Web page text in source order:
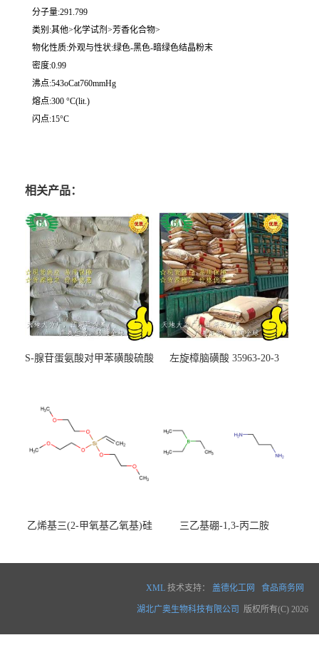
分子量:291.799
类别:其他>化学试剂>芳香化合物>
物化性质:外观与性状:绿色-黑色-暗绿色结晶粉末
密度:0.99
沸点:543oCat760mmHg
熔点:300 °C(lit.)
闪点:15°C
相关产品：
S-腺苷蛋氨酸对甲苯磺酸硫酸
左旋樟脑磺酸 35963-20-3
乙烯基三(2-甲氧基乙氧基)硅
三乙基硼-1,3-丙二胺
XML 技术支持： 盖德化工网 食品商务网
湖北广奥生物科技有限公司 版权所有(C) 2026